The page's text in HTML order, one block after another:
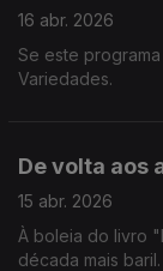
16 abr. 2026
Se este
Variedades.
De volta aos
15 abr. 2026
À boleia do livro
década mais baril.